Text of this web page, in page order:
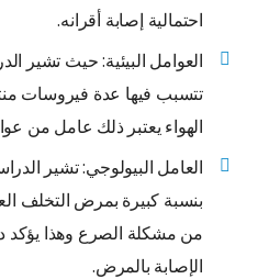
احتمالية إصابة أقرانه.
العوامل البيئية: حيث تشير
تتسبب فيها عدة فيروسات
الهواء يعتبر ذلك عامل من
العامل البيولوجي: تشير
بنسبة كبيرة بمرض التخلف
من مشكلة الصرع وهذا يؤكد
الإصابة بالمرض.